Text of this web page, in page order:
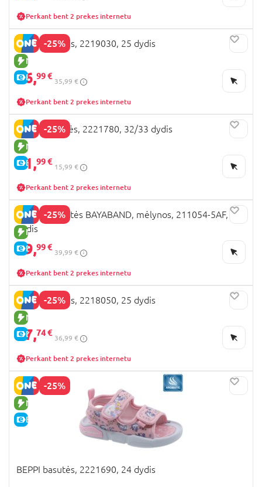
Perkant bent 2 prekes internetu
-25%
NAUJA PREKĖ
E-KAINA
BEPPI basutės, 2219030, 25 dydis
26,99 €
35,99 €
Perkant bent 2 prekes internetu
-25%
NAUJA PREKĖ
E-KAINA
BEPPI šlepetės, 2221780, 32/33 dydis
11,99 €
15,99 €
Perkant bent 2 prekes internetu
-25%
NAUJA PREKĖ
E-KAINA
CROCS šlepetės BAYABAND, mėlynos, 211054-5AF, 27
dydis
29,99 €
39,99 €
Perkant bent 2 prekes internetu
-25%
NAUJA PREKĖ
E-KAINA
BEPPI basutės, 2218050, 25 dydis
27,74 €
36,99 €
Perkant bent 2 prekes internetu
-25%
NAUJA PREKĖ
E-KAINA
BEPPI basutės, 2221690, 24 dydis